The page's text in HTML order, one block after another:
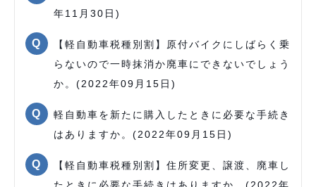
年11月30日)
【軽自動車税種別割】原付バイクにしばらく乗
らないので一時抹消か廃車にできないでしょう
か。(2022年09月15日)
軽自動車を新たに購入したときに必要な手続き
はありますか。(2022年09月15日)
【軽自動車税種別割】住所変更、譲渡、廃車し